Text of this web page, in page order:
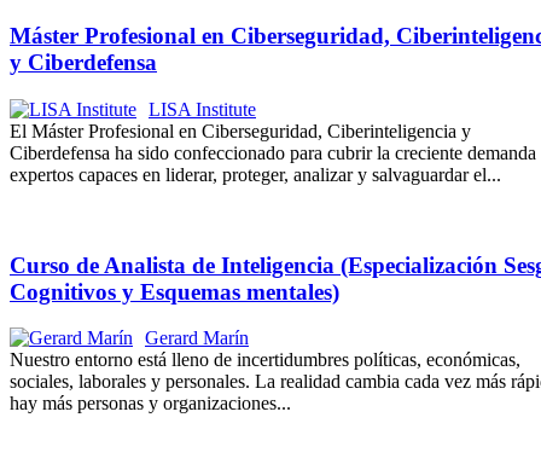
Máster Profesional en Ciberseguridad,
y Ciberdefensa
LISA Institute
El Máster Profesional en Ciberseguridad, Ciberinteligencia y
Ciberdefensa ha sido confeccionado para cubrir la creciente demanda
expertos capaces en liderar, proteger, analizar y salvaguardar el...
Curso de Analista de Inteligencia (Especialización
Cognitivos y Esquemas mentales)
Gerard Marín
Nuestro entorno está lleno de incertidumbres políticas, económicas,
sociales, laborales y personales. La realidad cambia cada vez más
hay más personas y organizaciones...